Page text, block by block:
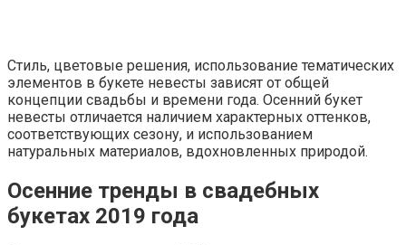
Стиль, цветовые решения, использование тематических
элементов в букете невесты зависят от общей
концепции свадьбы и времени года. Осенний букет
невесты отличается наличием характерных оттенков,
соответствующих сезону, и использованием
натуральных материалов, вдохновленных природой.
Осенние тренды в свадебных
букетах 2019 года